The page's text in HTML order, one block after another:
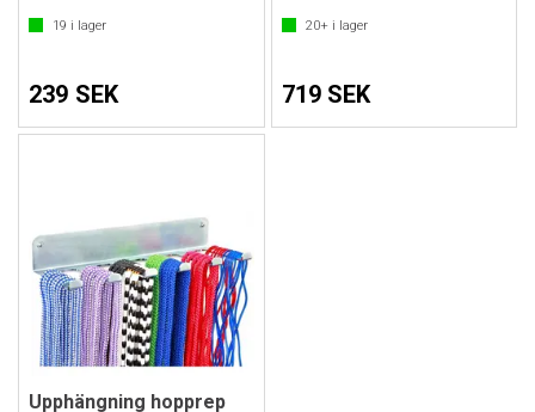
19 i lager
239 SEK
20+i lager
719 SEK
Upphängning hopprep